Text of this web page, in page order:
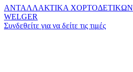
ΑΝΤΑΛΛΑΚΤΙΚΑ ΧΟΡΤΟΔΕΤΙΚΩΝ
WELGER
Συνδεθείτε για να δείτε τις τιμές